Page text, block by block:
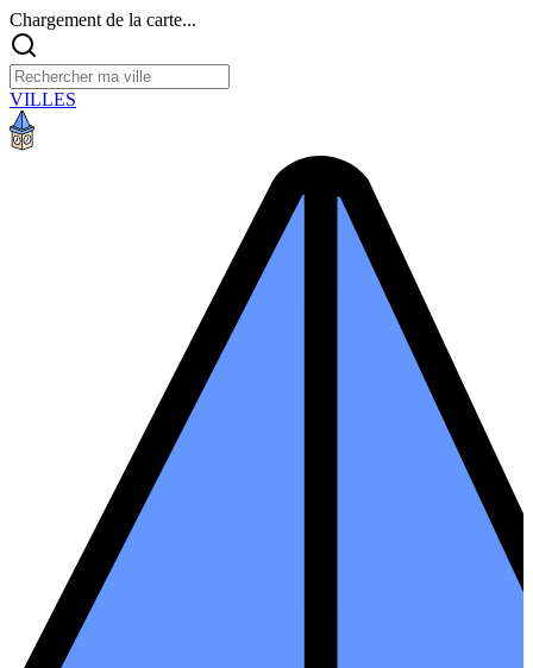
Chargement de la carte...
VILLES